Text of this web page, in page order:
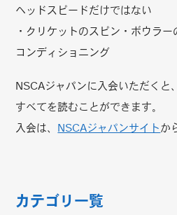
ヘッドスピードだけではない
・クリケットのスピン・ボウラ
コンディショニング
NSCAジャパンに入会いただくと
すべてを読むことができます。
入会は、 NSCAジャパンサイト か
カテゴリ一覧